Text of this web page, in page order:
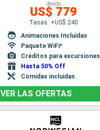
desde
US$ 779
Tasas: +US$ 240
Animaciones Incluidas
Paquete WiFi*
Créditos para excursiones
Hasta 50% Off
Comidas incluidas
VER LAS OFERTAS